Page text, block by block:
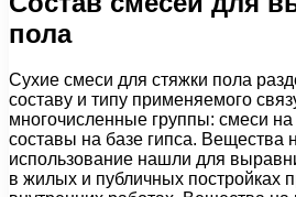
пола
Сухие смеси для стяжки пола
составу и типу применяемого
многочисленные группы: смеси
составы на базе гипса. Вещества
использование нашли для
в жилых и публичных постройках